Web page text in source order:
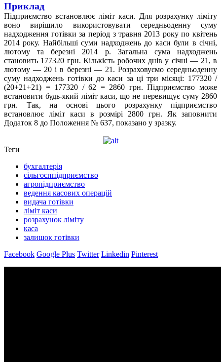
Приклад
Підприємство встановлює ліміт каси. Для розрахунку ліміту
воно вирішило використовувати середньоденну суму
надходження готівки за період з травня 2013 року по квітень
2014 року. Найбільші суми надходжень до каси були в січні,
лютому та березні 2014 р. Загальна сума надходжень
становить 177320 грн. Кількість робочих днів у січні — 21, в
лютому — 20 і в березні — 21. Розраховуємо середньоденну
суму надходжень готівки до каси за ці три місяці: 177320 /
(20+21+21) = 177320 / 62 = 2860 грн. Підприємство може
встановити будь-який ліміт каси, що не перевищує суму 2860
грн. Так, на основі цього розрахунку підприємство
встановлює ліміт каси в розмірі 2800 грн. Як заповнити
Додаток 8 до Положення № 637, показано у зразку.
Теги
бухгалтерія
сільгосппідприємство
агропідприємство
ведення касових операцій
видача готівки
ліміт каси
розрахунок ліміту
каса
залишок готівки
Facebook Google Plus Twitter Linkedin Pinterest